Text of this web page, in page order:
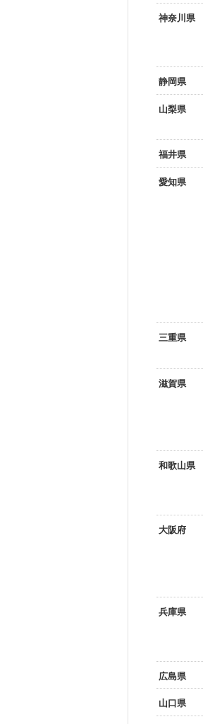
神奈川県
静岡県
山梨県
福井県
愛知県
三重県
滋賀県
和歌山県
大阪府
兵庫県
広島県
山口県